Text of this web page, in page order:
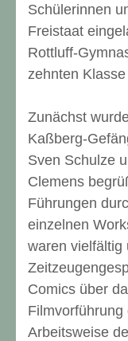
Schülerinnen
Freistaat
Rottluff-
zehnten
Zunächst
Kaßberg-
Sven Schulze
Clemens
Führungen
einzelnen
waren vielfältig
Comics über
Arbeitsweise